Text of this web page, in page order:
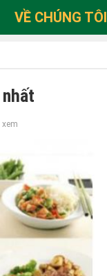
VỀ CHÚNG TÔI